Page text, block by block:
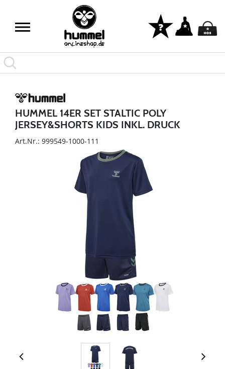
HUMMEL 14ER SET STALTIC POLY
JERSEY&SHORTS KIDS INKL. DRUCK
Art.Nr.: 999549-1000-111